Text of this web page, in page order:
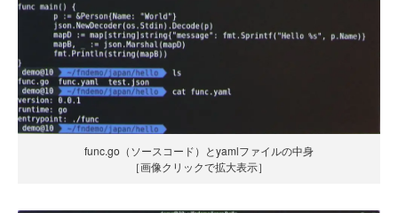
func.go（ソースコード）とyamlファイルの中身
［画像クリックで拡大表示］